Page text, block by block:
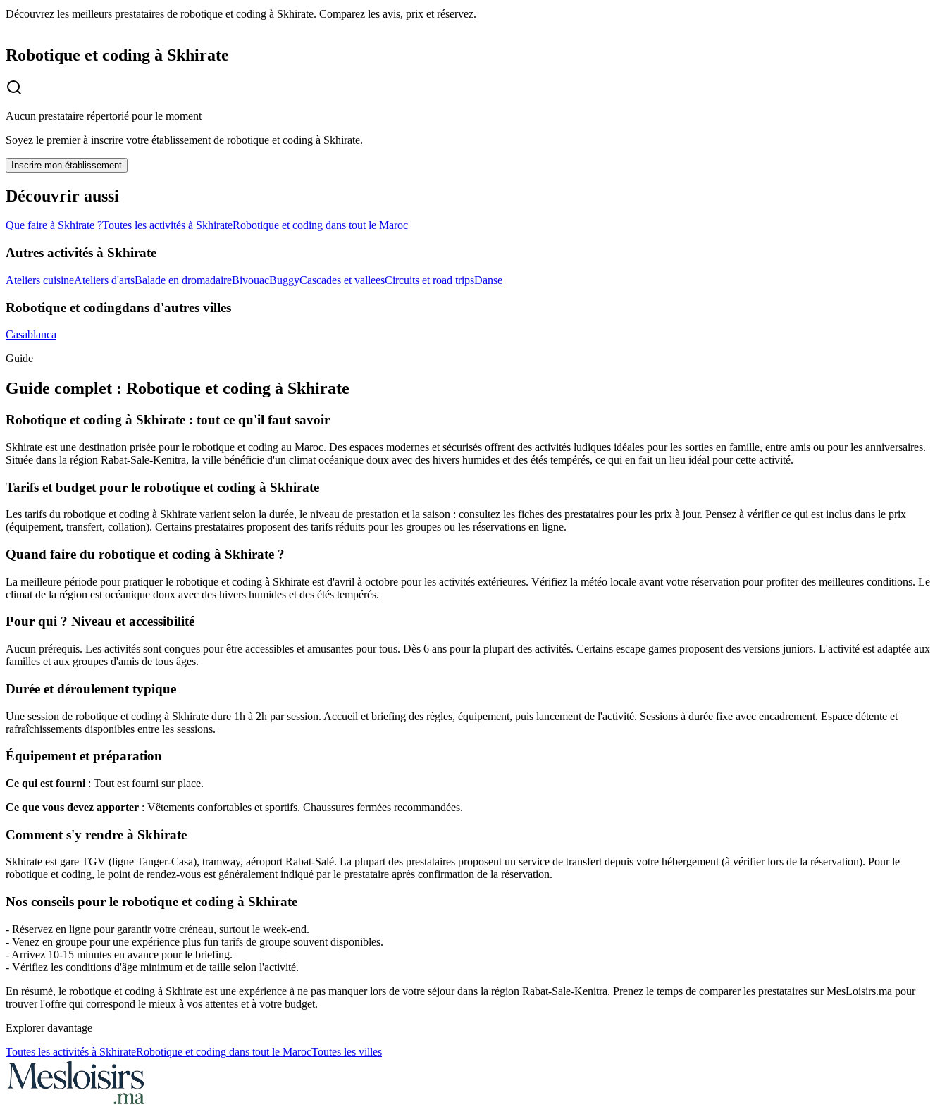
Découvrez les meilleurs prestataires de robotique et coding à Skhirate. Comparez les avis, prix et réservez.
Robotique et coding à Skhirate
Aucun prestataire répertorié pour le moment
Soyez le premier à inscrire votre établissement de robotique et coding à Skhirate.
Inscrire mon établissement
Découvrir aussi
Que faire à Skhirate ?Toutes les activités à SkhirateRobotique et coding dans tout le Maroc
Autres activités à Skhirate
Ateliers cuisineAteliers d'artsBalade en dromadaireBivouacBuggyCascades et valleesCircuits et road tripsDanse
Robotique et codingdans d'autres villes
Casablanca
Guide
Guide complet : Robotique et coding à Skhirate
Robotique et coding à Skhirate : tout ce qu'il faut savoir
Skhirate est une destination prisée pour le robotique et coding au Maroc. Des espaces modernes et sécurisés offrent des activités ludiques idéales pour les sorties en famille, entre amis ou pour les anniversaires.
Située dans la région Rabat-Sale-Kenitra, la ville bénéficie d'un climat océanique doux avec des hivers humides et des étés tempérés, ce qui en fait un lieu idéal pour cette activité.
Tarifs et budget pour le robotique et coding à Skhirate
Les tarifs du robotique et coding à Skhirate varient selon la durée, le niveau de prestation et la saison : consultez les fiches des prestataires pour les prix à jour. Pensez à vérifier ce qui est inclus dans le prix
(équipement, transfert, collation). Certains prestataires proposent des tarifs réduits pour les groupes ou les réservations en ligne.
Quand faire du robotique et coding à Skhirate ?
La meilleure période pour pratiquer le robotique et coding à Skhirate est d'avril à octobre pour les activités extérieures. Vérifiez la météo locale avant votre réservation pour profiter des meilleures conditions. Le
climat de la région est océanique doux avec des hivers humides et des étés tempérés.
Pour qui ? Niveau et accessibilité
Aucun prérequis. Les activités sont conçues pour être accessibles et amusantes pour tous. Dès 6 ans pour la plupart des activités. Certains escape games proposent des versions juniors. L'activité est adaptée aux
familles et aux groupes d'amis de tous âges.
Durée et déroulement typique
Une session de robotique et coding à Skhirate dure 1h à 2h par session. Accueil et briefing des règles, équipement, puis lancement de l'activité. Sessions à durée fixe avec encadrement. Espace détente et
rafraîchissements disponibles entre les sessions.
Équipement et préparation
Ce qui est fourni : Tout est fourni sur place.
Ce que vous devez apporter : Vêtements confortables et sportifs. Chaussures fermées recommandées.
Comment s'y rendre à Skhirate
Skhirate est gare TGV (ligne Tanger-Casa), tramway, aéroport Rabat-Salé. La plupart des prestataires proposent un service de transfert depuis votre hébergement (à vérifier lors de la réservation). Pour le
robotique et coding, le point de rendez-vous est généralement indiqué par le prestataire après confirmation de la réservation.
Nos conseils pour le robotique et coding à Skhirate
- Réservez en ligne pour garantir votre créneau, surtout le week-end.
- Venez en groupe pour une expérience plus fun tarifs de groupe souvent disponibles.
- Arrivez 10-15 minutes en avance pour le briefing.
- Vérifiez les conditions d'âge minimum et de taille selon l'activité.
En résumé, le robotique et coding à Skhirate est une expérience à ne pas manquer lors de votre séjour dans la région Rabat-Sale-Kenitra. Prenez le temps de comparer les prestataires sur MesLoisirs.ma pour
trouver l'offre qui correspond le mieux à vos attentes et à votre budget.
Explorer davantage
Toutes les activités à SkhirateRobotique et coding dans tout le MarocToutes les villes